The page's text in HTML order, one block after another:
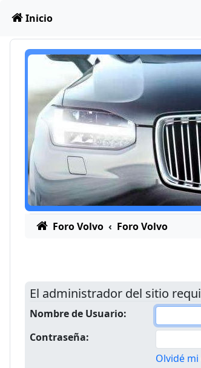
ObviarInicio
Foro Volvo Foro Volvo
El administrador del sitio
Nombre de Usuario:
Contraseña:
Olvidé